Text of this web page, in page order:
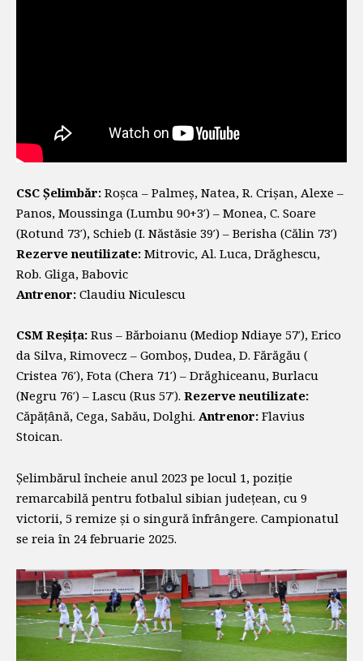
CSC Șelimbăr: Roșca – Palmeș, Natea, R. Crișan, Alexe –
Panos, Moussinga (Lumbu 90+3′) – Monea, C. Soare
(Rotund 73′), Schieb (I. Năstăsie 39′) – Berisha (Călin 73′)
Rezerve neutilizate: Mitrovic, Al. Luca, Drăghescu,
Rob. Gliga, Babovic
Antrenor: Claudiu Niculescu
CSM Reșița: Rus – Bărboianu (Mediop Ndiaye 57′), Erico
da Silva, Rimovecz – Gomboș, Dudea, D. Fărăgău (
Cristea 76′), Fota (Chera 71′) – Drăghiceanu, Burlacu
(Negru 76′) – Lascu (Rus 57′). Rezerve neutilizate:
Căpățână, Cega, Sabău, Dolghi. Antrenor: Flavius
Stoican.
Șelimbărul încheie anul 2023 pe locul 1, poziție
remarcabilă pentru fotbalul sibian județean, cu 9
victorii, 5 remize și o singură înfrângere. Campionatul
se reia în 24 februarie 2025.